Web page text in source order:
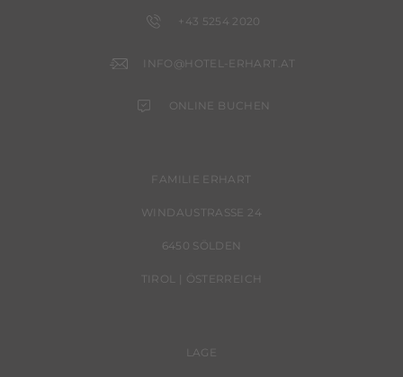
+43 5254 2020
INFO@HOTEL-ERHART.AT
ONLINE BUCHEN
FAMILIE ERHART
WINDAUSTRASSE 24
6450 SÖLDEN
TIROL | ÖSTERREICH
LAGE